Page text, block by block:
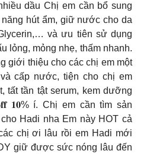
dầu Chị em cần bổ sung
hút ẩm, giữ nước cho da
và ưu tiên sử dụng
lỏng, mỏng nhẹ, thấm nhanh.
giới thiệu cho các chị em một
cấp nước, tiện cho chị em
tất tần tật serum, kem dưỡng
𝟏𝟎% í. Chị em cần tìm sản
Hadi nha Em này HOT cả
chị ơi lâu rồi em Hadi mới
giữ được sức nóng lâu đến